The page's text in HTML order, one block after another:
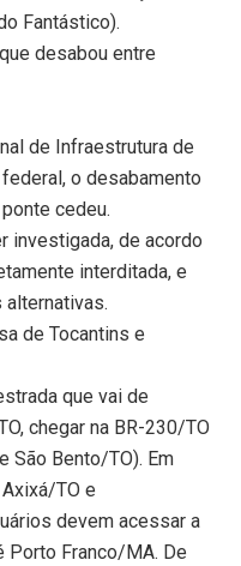
Fantástico).
desabou entre
de Infraestrutura de
o desabamento
cedeu.
investigada, de acordo
interditada, e
de Tocantins e
que vai de
chegar na BR-230/TO
São Bento/TO). Em
TO e
devem acessar a
Franco/MA. De